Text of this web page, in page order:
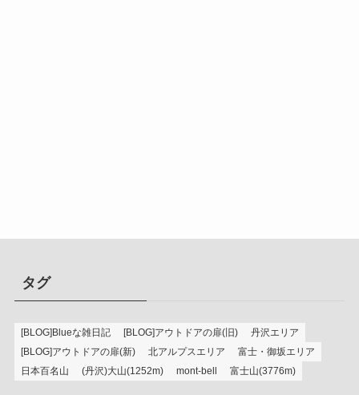
タグ
[BLOG]Blueな雑日記 [BLOG]アウトドアの扉(旧)
丹沢エリア
[BLOG]アウトドアの扉(新)
北アルプスエリア
富士・御坂エリア
日本百名山
(丹沢)大山(1252m) mont-bell 富士山(3776m)